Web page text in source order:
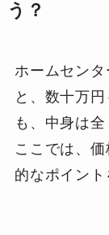
う？
ホームセン
と、数十万
も、中身は
ここでは、
的なポイント